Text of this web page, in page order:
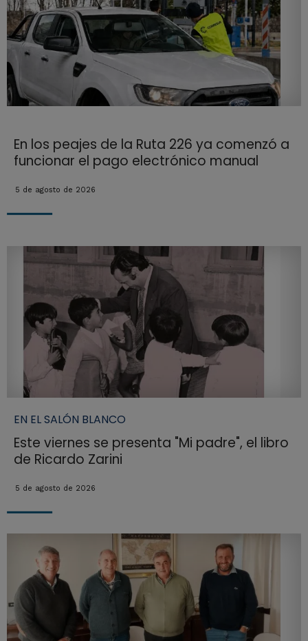
En los peajes de la Ruta 226 ya comenzó a
funcionar el pago electrónico manual
5 de agosto de 2026
EN EL SALÓN BLANCO
Este viernes se presenta "Mi padre", el libro
de Ricardo Zarini
5 de agosto de 2026